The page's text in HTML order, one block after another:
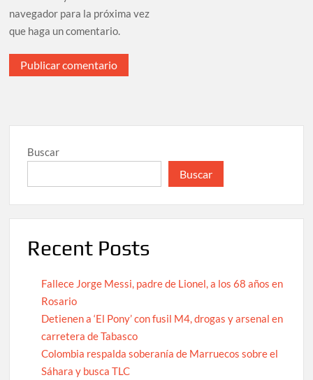
navegador para la próxima vez
que haga un comentario.
Buscar
Buscar
Recent Posts
Fallece Jorge Messi, padre de Lionel, a los 68 años en
Rosario
Detienen a ‘El Pony’ con fusil M4, drogas y arsenal en
carretera de Tabasco
Colombia respalda soberanía de Marruecos sobre el
Sáhara y busca TLC